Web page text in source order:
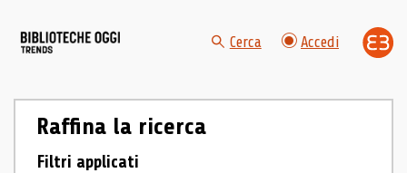
Cerca Accedi
Raffina la ricerca
Filtri applicati